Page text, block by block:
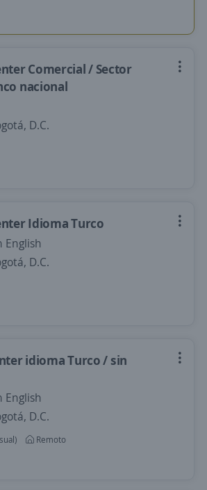
Comercial / Sector
nacional
D.C.
Idioma Turco
English
D.C.
idioma Turco / sin
English
D.C.
Remoto